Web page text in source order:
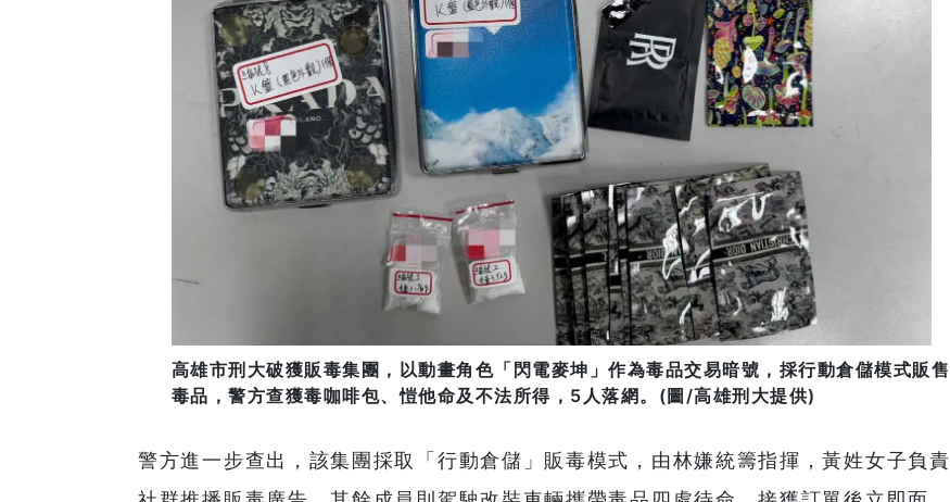
高雄市刑大破獲販毒集團，以動畫角色「閃電麥坤」作為毒品交易暗號，採行動倉儲模式販售
毒品，警方查獲毒咖啡包、愷他命及不法所得，5人落網。(圖/高雄刑大提供)
警方進一步查出，該集團採取「行動倉儲」販毒模式，由林嫌統籌指揮，黃姓女子負責